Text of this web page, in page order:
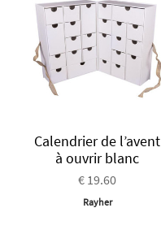
Calendrier de l’avent
à ouvrir blanc
€ 19.60
Rayher